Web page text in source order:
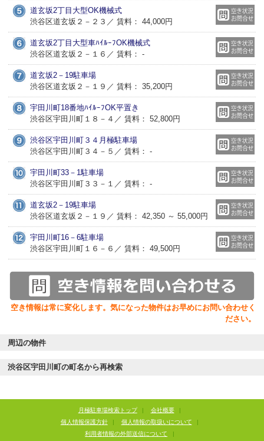
道玄坂2丁目大型OK機械式
渋谷区道玄坂２－２３／ 賃料： 44,000円
道玄坂2丁目大型車ﾊｲﾙｰﾌOK機械式
渋谷区道玄坂２－１６／ 賃料： -
道玄坂2－19駐車場
渋谷区道玄坂２－１９／ 賃料： 35,200円
宇田川町18番地ﾊｲﾙｰﾌOK平置き
渋谷区宇田川町１８－４／ 賃料： 52,800円
渋谷区宇田川町３４月極駐車場
渋谷区宇田川町３４－５／ 賃料： -
宇田川町33－1駐車場
渋谷区宇田川町３３－１／ 賃料： -
道玄坂2－19駐車場
渋谷区道玄坂２－１９／ 賃料： 42,350 ～ 55,000円
宇田川町16－6駐車場
渋谷区宇田川町１６－６／ 賃料： 49,500円
空き情報は常に変化します。気になった物件はお早めにお問い合わせく
ださい。
周辺の物件
渋谷区宇田川町の町名から再検索
月極駐車場検索トップ | 会社概要
|
個人情報保護方針
| 個人情報の取扱いについて
|
利用者情報の外部送信について
|